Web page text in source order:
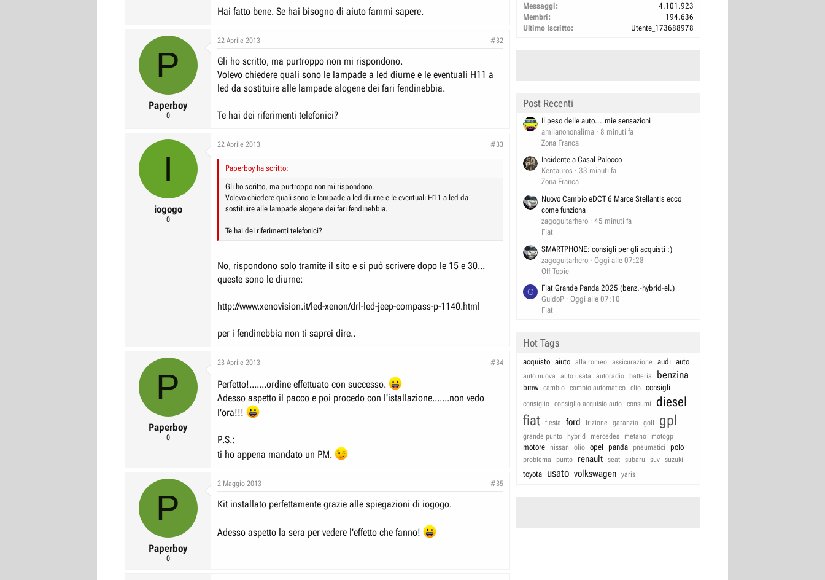
o
Hai fatto bene. Se hai bisogno di aiuto fammi sapere.
P
Paperboy
0
22 Aprile 2013 #32
Gli ho scritto, ma purtroppo non mi rispondono.
Volevo chiedere quali sono le lampade a led diurne e le eventuali H11 a
led da sostituire alle lampade alogene dei fari fendinebbia.
Te hai dei riferimenti telefonici?
I
iogogo
0
22 Aprile 2013 #33
Paperboy ha scritto:
Gli ho scritto, ma purtroppo non mi rispondono.
Volevo chiedere quali sono le lampade a led diurne e le eventuali H11 a led da
sostituire alle lampade alogene dei fari fendinebbia.
Te hai dei riferimenti telefonici?
No, rispondono solo tramite il sito e si può scrivere dopo le 15 e 30...
queste sono le diurne:
http://www.xenovision.it/led-xenon/drl-led-jeep-compass-p-1140.html
per i fendinebbia non ti saprei dire..
P
Paperboy
0
23 Aprile 2013 #34
Perfetto!.......ordine effettuato con successo.
Adesso aspetto il pacco e poi procedo con l'istallazione.......non vedo
l'ora!!!
P.S.:
ti ho appena mandato un PM.
P
Paperboy
0
2 Maggio 2013 #35
Kit installato perfettamente grazie alle spiegazioni di iogogo.
Adesso aspetto la sera per vedere l'effetto che fanno!
Messaggi
4.101.923
Membri
194.636
Ultimo Iscritto
Utente_173688978
Post Recenti
Il peso delle auto....mie sensazioni
amilanononalima
8 minuti fa
Zona Franca
Incidente a Casal Palocco
Kentauros
33 minuti fa
Zona Franca
Nuovo Cambio eDCT 6 Marce Stellantis ecco
come funziona
zagoguitarhero
45 minuti fa
Fiat
SMARTPHONE: consigli per gli acquisti :)
zagoguitarhero
Oggi alle 07:28
Off Topic
G
Fiat Grande Panda 2025 (benz.-hybrid-el.)
GuidoP
Oggi alle 07:10
Fiat
Hot Tags
acquisto aiuto alfa romeo assicurazione audi auto
auto nuova auto usata autoradio batteria benzina
bmw cambio cambio automatico clio consigli
consiglio consiglio acquisto auto consumi diesel
fiat fiesta ford frizione garanzia golf gpl
grande punto hybrid mercedes metano motogp
motore nissan olio opel panda pneumatici polo
problema punto renault seat subaru suv suzuki
toyota usato volkswagen yaris